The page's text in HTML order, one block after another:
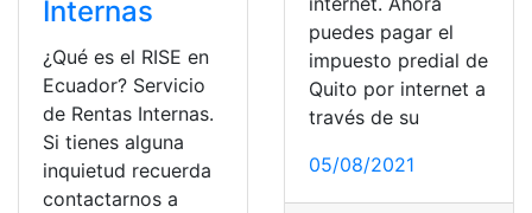
Internas
¿Qué es el RISE en
Ecuador? Servicio
de Rentas Internas.
Si tienes alguna
inquietud recuerda
contactarnos a
puedes pagar el
impuesto predial de
Quito por internet a
través de su
05/08/2021